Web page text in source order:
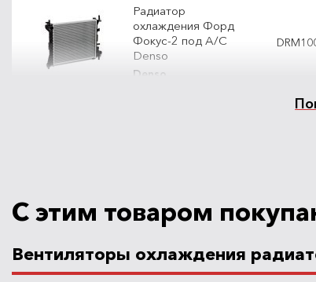
Радиатор
охлаждения Форд
Фокус-2 под A/C
Denso
Denso
Радиатор
охлаждения Форд
С этим товаром
Вентиляторы охлаждения